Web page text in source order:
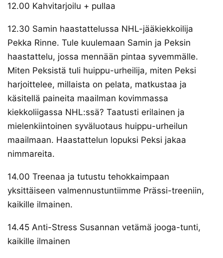
12.00 Kahvitarjoilu + pullaa
12.30 Samin haastattelussa NHL-jääkiekkoilija
Pekka Rinne. Tule kuulemaan Samin ja Peksin
haastattelu, jossa mennään pintaa syvemmälle.
Miten Peksistä tuli huippu-urheilija, miten Peksi
harjoittelee, millaista on pelata, matkustaa ja
käsitellä paineita maailman kovimmassa
kiekkoliigassa NHL:ssä? Taatusti erilainen ja
mielenkiintoinen syväluotaus huippu-urheilun
maailmaan. Haastattelun lopuksi Peksi jakaa
nimmareita.
14.00 Treenaa ja tutustu tehokkaimpaan
yksittäiseen valmennustuntiimme Prässi-treeniin,
kaikille ilmainen.
14.45 Anti-Stress Susannan vetämä jooga-tunti,
kaikille ilmainen